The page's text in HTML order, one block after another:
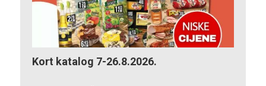
Kort katalog 7-26.8.2026.